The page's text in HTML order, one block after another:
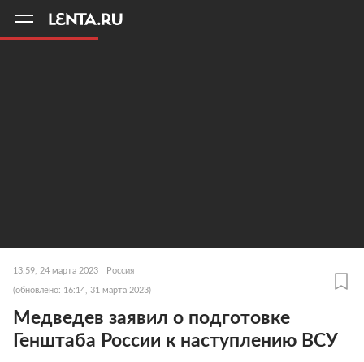
13:59, 24 марта 2023 Россия
(обновлено: 16:14, 31 марта 2023)
Медведев заявил о подготовке
Генштаба России к наступлению ВСУ